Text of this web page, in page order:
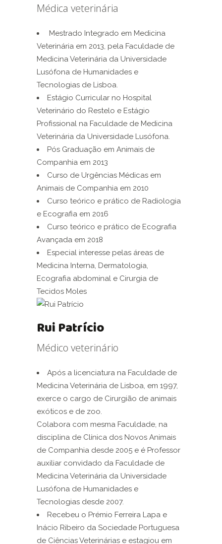
Médica veterinária
Mestrado Integrado em Medicina
Veterinária em 2013, pela Faculdade de
Medicina Veterinária da Universidade
Lusófona de Humanidades e
Tecnologias de Lisboa.
Estágio Curricular no Hospital
Veterinário do Restelo e Estágio
Profissional na Faculdade de Medicina
Veterinária da Universidade Lusófona.
Pós Graduação em Animais de
Companhia em 2013
Curso de Urgências Médicas em
Animais de Companhia em 2010
Curso teórico e prático de Radiologia
e Ecografia em 2016
Curso teórico e prático de Ecografia
Avançada em 2018
Especial interesse pelas áreas de
Medicina Interna, Dermatologia,
Ecografia abdominal e Cirurgia de
Tecidos Moles
Rui Patrício
Médico veterinário
Após a licenciatura na Faculdade de
Medicina Veterinária de Lisboa, em 1997,
exerce o cargo de Cirurgião de animais
exóticos e de zoo.
Colabora com mesma Faculdade, na
disciplina de Clínica dos Novos Animais
de Companhia desde 2005 e é Professor
auxiliar convidado da Faculdade de
Medicina Veterinária da Universidade
Lusófona de Humanidades e
Tecnologias desde 2007.
Recebeu o Prémio Ferreira Lapa e
Inácio Ribeiro da Sociedade Portuguesa
de Ciências Veterinárias e estagiou em